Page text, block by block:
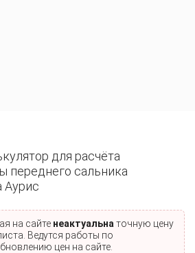
для расчёта
переднего сальника
Аурис
на сайте неактуальна точную цену
Ведутся работы по
цен на сайте.